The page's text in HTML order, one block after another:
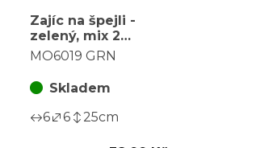
Zajíc na špejli -
zelený, mix 2
druhů, cena za 1 ks,
MO6019 GRN
Skladem
6
6 25cm